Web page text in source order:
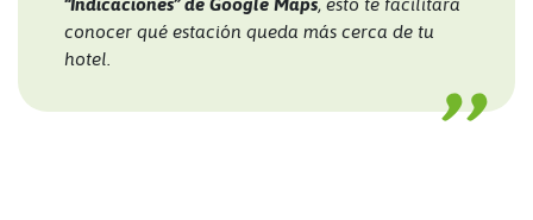
conocer qué estación queda más cerca de tu
hotel.